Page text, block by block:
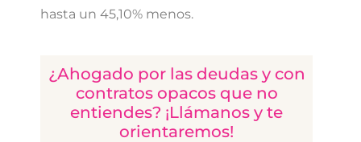
hasta un 45,10% menos.
¿Ahogado por las deudas y con
contratos opacos que no
entiendes? ¡Llámanos y te
orientaremos!